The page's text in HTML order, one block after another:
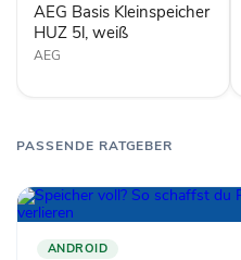
AEG Basis Kleinspeicher
HUZ 5l, weiß
AEG
PASSENDE RATGEBER
ANDROID